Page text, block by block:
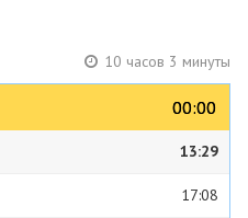
10 часов 3 минуты
00:00
00:00
13:29
17:08